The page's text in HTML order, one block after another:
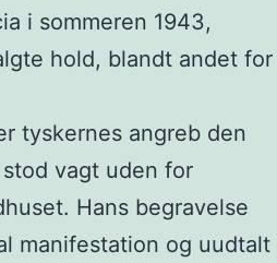
i sommeren 1943,
hold, blandt andet for
tyskernes angreb den
stod vagt uden for
Hans begravelse
manifestation og uudtalt